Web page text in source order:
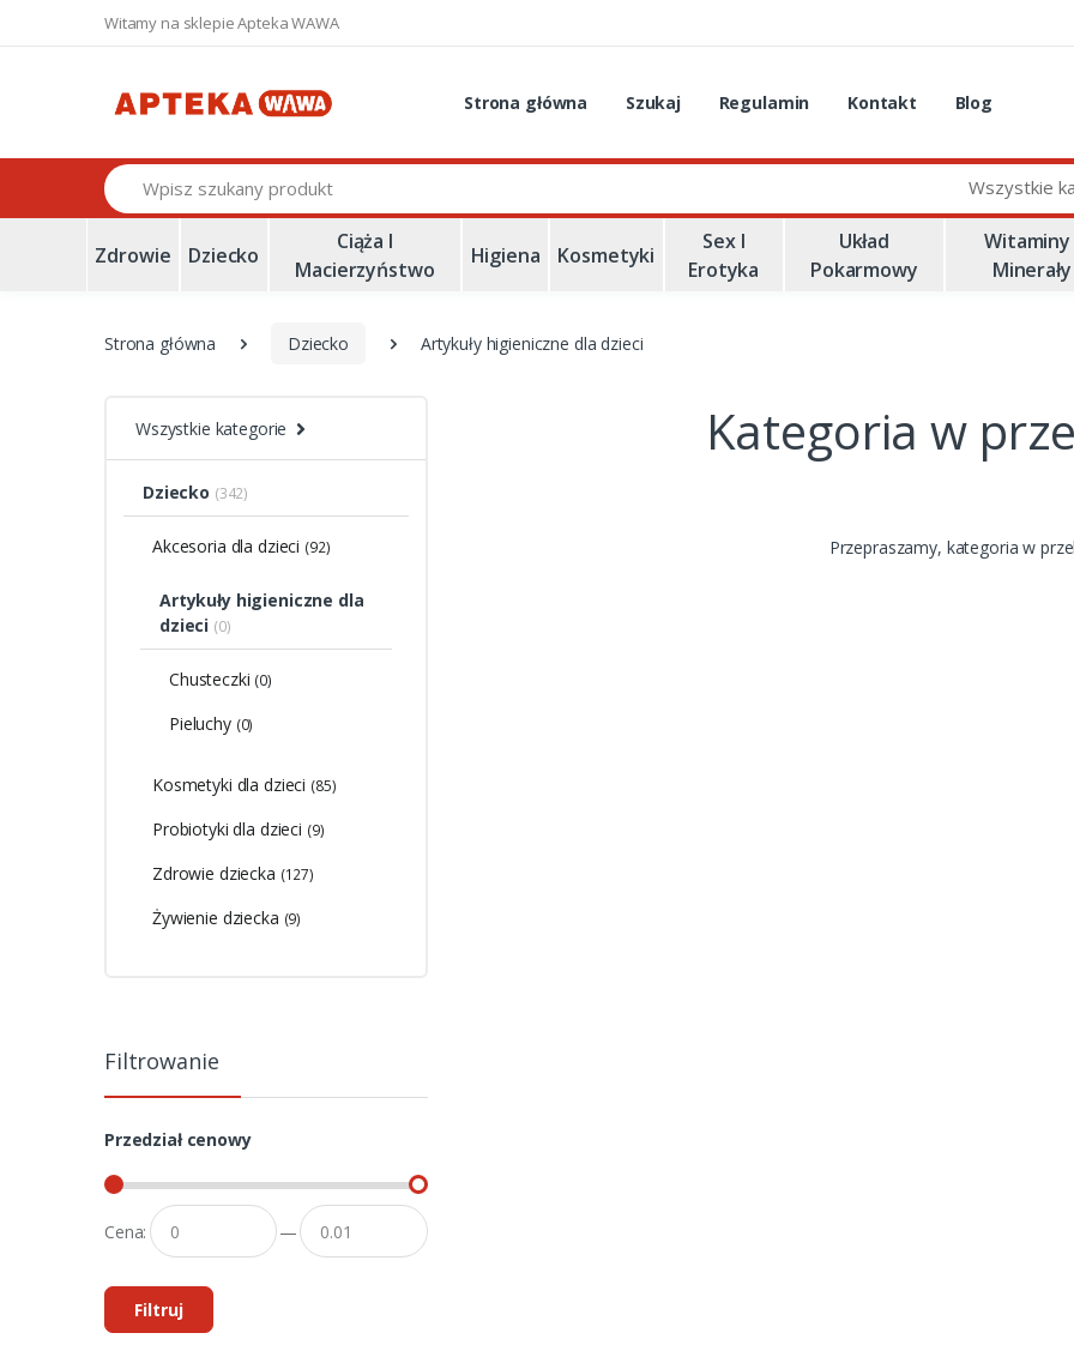
Witamy na sklepie Apteka WAWA
Strona główna Szukaj Regulamin Kontakt Blog
Szukaj Wszystkie
Zdrowie Dziecko
Ciąża I
Macierzyństwo
Higiena Kosmetyki
Sex I
Erotyka
Układ
Pokarmowy
Witaminy
Minerały
Strona główna Dziecko Artykuły higieniczne dla dzieci
Wszystkie kategorie
Dziecko (342)
Akcesoria dla dzieci (92)
Artykuły higieniczne dla
dzieci (0)
Chusteczki (0)
Pieluchy (0)
Kosmetyki dla dzieci (85)
Probiotyki dla dzieci (9)
Zdrowie dziecka (127)
Żywienie dziecka (9)
Filtrowanie
Przedział cenowy
Cena: —
Filtruj
Kategoria w
Przepraszamy, kategoria w